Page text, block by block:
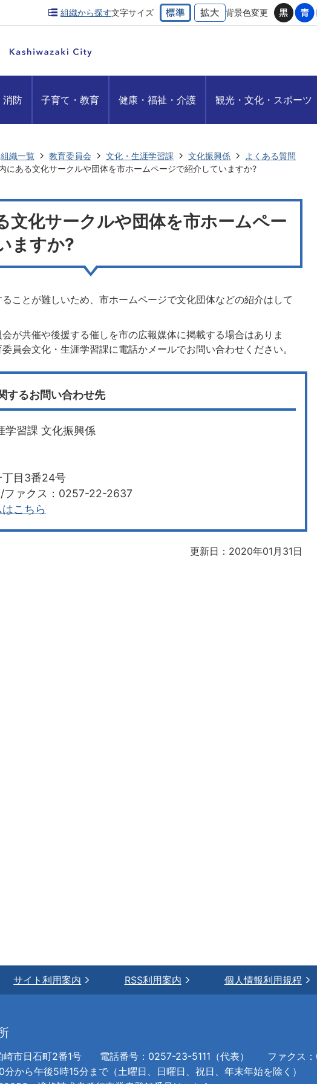
組織から探す文字サイズ 背景色変更
消防 子育て・教育 健康・福祉・介護 観光・文化・スポーツ
組織一覧 教育委員会 文化・生涯学習課 文化振興係
よくある質問
にある文化サークルや団体を市ホームページで紹介していますか?
文化サークルや団体を市ホームペー
ますか?
ことが難しいため、市ホームページで文化団体などの紹介はして
が共催や後援する催しを市の広報媒体に掲載する場合はありま
員会文化・生涯学習課に電話かメールでお問い合わせください。
するお問い合わせ先
学習課 文化振興係
丁目3番24号
ァクス：0257-22-2637
こちら
更新日：2020年01月31日
サイト利用案内 RSS利用案内 個人情報利用規程
市日石町2番1号 電話番号：0257-23-5111（代表）
ファクス
から午後5時15分まで（土曜日、日曜日、祝日、年末年始を除く）